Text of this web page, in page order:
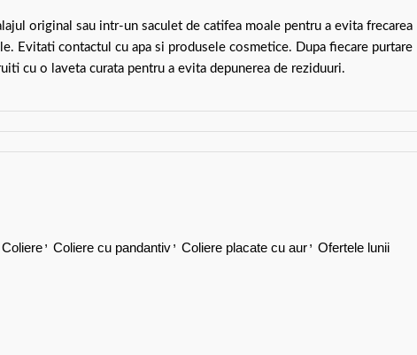
original sau intr-un saculet de catifea moale pentru a evita frecarea
Evitati contactul cu apa si produsele cosmetice. Dupa fiecare purtare
cu o laveta curata pentru a evita depunerea de reziduuri.
Coliere, Coliere cu pandantiv, Coliere placate cu aur, Ofertele lunii